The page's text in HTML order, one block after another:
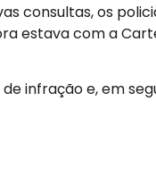
consultas, os
estava com a
infração e, em